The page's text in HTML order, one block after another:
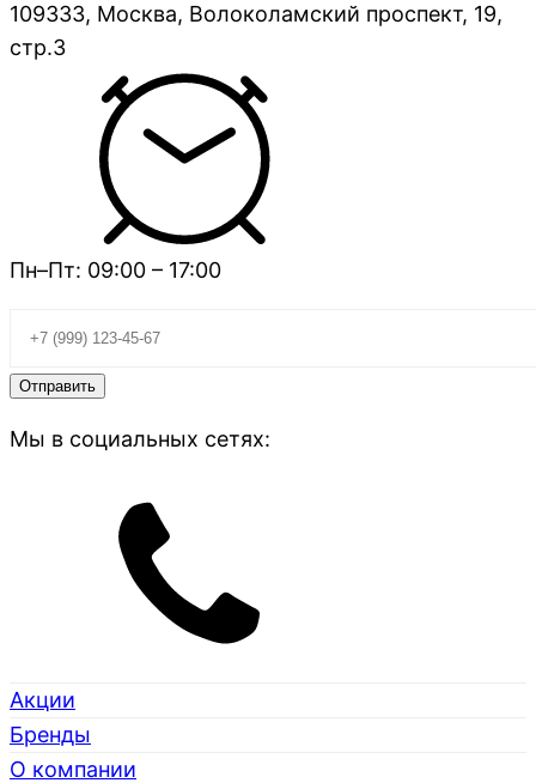
109333, Москва, Волоколамский проспект, 19,
стр.3
Пн–Пт: 09:00 – 17:00
Мы в социальных сетях:
Акции
Бренды
О компании